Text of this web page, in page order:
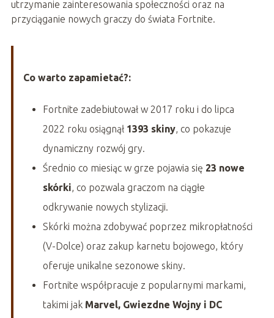
utrzymanie zainteresowania społeczności oraz na
przyciąganie nowych graczy do świata Fortnite.
Co warto zapamietać?:
Fortnite zadebiutował w 2017 roku i do lipca
2022 roku osiągnął 1393 skiny, co pokazuje
dynamiczny rozwój gry.
Średnio co miesiąc w grze pojawia się 23 nowe
skórki, co pozwala graczom na ciągłe
odkrywanie nowych stylizacji.
Skórki można zdobywać poprzez mikropłatności
(V-Dolce) oraz zakup karnetu bojowego, który
oferuje unikalne sezonowe skiny.
Fortnite współpracuje z popularnymi markami,
takimi jak Marvel, Gwiezdne Wojny i DC